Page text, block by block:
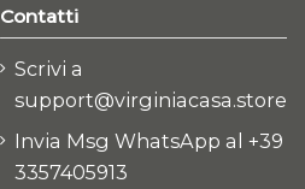
Contatti
Scrivi a
support@virginiacasa.store
Invia Msg WhatsApp al +39
3357405913